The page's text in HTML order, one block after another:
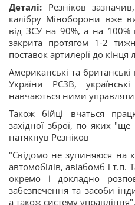
Деталі: Резніков
калібру Міноборони вже
від ЗСУ на 90%, а на 100%
закрита протягом 1-2
поставок артилерії до кінця
Американські та
України РСЗВ,
навчаються ними
Також бійці вчаться
західної зброї, по яких
натякнув Резніков
"Свідомо не зупиняюся на
автомобілів, авіабомб і
окремо і докладно
забезпечення та засоби
а також систему